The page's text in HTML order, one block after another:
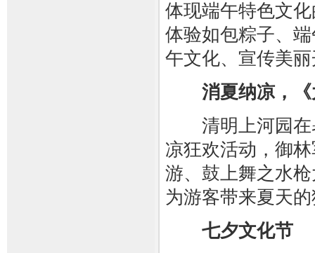
体现端午特色文
体验如包粽子、
午文化、宣传美
消夏纳凉，
清明上河园在
凉狂欢活动，御
游、鼓上舞之水
为游客带来夏天
七夕文化节